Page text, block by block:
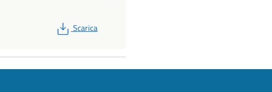
PDF
Scarica